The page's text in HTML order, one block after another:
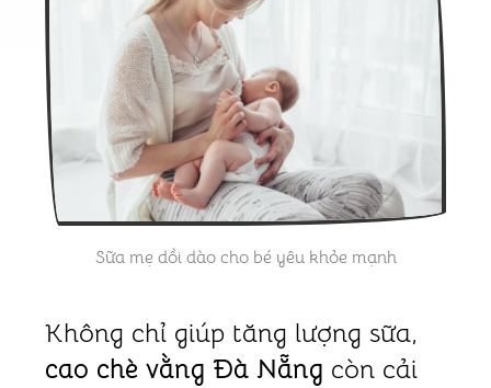
Sữa mẹ dồi dào cho bé yêu khỏe mạnh
Không chỉ giúp tăng lượng sữa,
cao chè vằng Đà Nẵng còn cải